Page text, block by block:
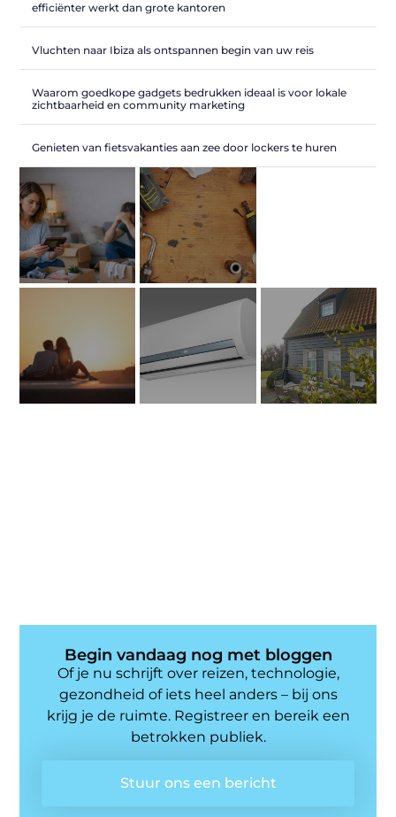
efficiënter werkt dan grote kantoren
Vluchten naar Ibiza als ontspannen begin van uw reis
Waarom goedkope gadgets bedrukken ideaal is voor lokale
zichtbaarheid en community marketing
Genieten van fietsvakanties aan zee door lockers te huren
Begin vandaag nog met bloggen
Of je nu schrijft over reizen, technologie,
gezondheid of iets heel anders – bij ons
krijg je de ruimte. Registreer en bereik een
betrokken publiek.
Stuur ons een bericht